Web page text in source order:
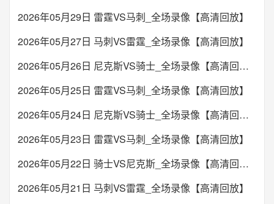
2026年05月29日 雷霆VS马刺_全场录像【高清回放】
2026年05月27日 马刺VS雷霆_全场录像【高清回放】
2026年05月26日 尼克斯VS骑士_全场录像【高清回放】
2026年05月25日 雷霆VS马刺_全场录像【高清回放】
2026年05月24日 尼克斯VS骑士_全场录像【高清回放】
2026年05月23日 雷霆VS马刺_全场录像【高清回放】
2026年05月22日 骑士VS尼克斯_全场录像【高清回放】
2026年05月21日 马刺VS雷霆_全场录像【高清回放】